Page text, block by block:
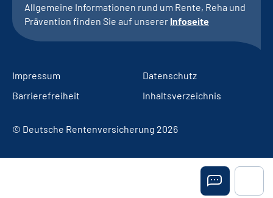
Allgemeine Informationen rund um Rente, Reha und
Prävention finden Sie auf unserer Infoseite
Impressum
Datenschutz
Barrierefreiheit
Inhaltsverzeichnis
© Deutsche Rentenversicherung 2026